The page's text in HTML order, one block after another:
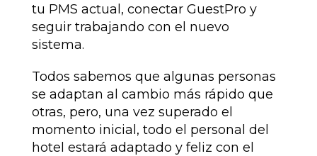
tu PMS actual, conectar GuestPro y
seguir trabajando con el nuevo
sistema.
Todos sabemos que algunas personas
se adaptan al cambio más rápido que
otras, pero, una vez superado el
momento inicial, todo el personal del
hotel estará adaptado y feliz con el